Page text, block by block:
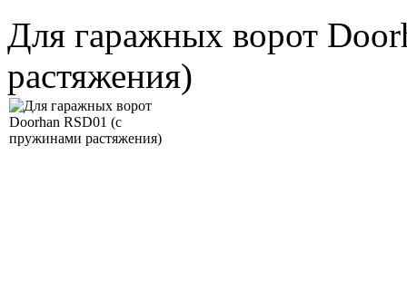
Для гаражных ворот
растяжения)